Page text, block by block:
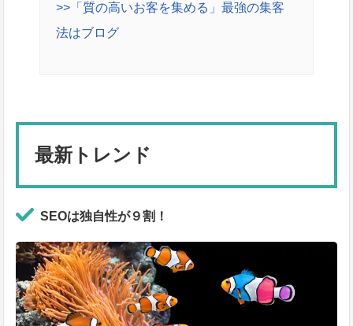
>>「質の高いお客を集める」最強の集客
法はブログ
最新トレンド
SEOは独自性が９割！